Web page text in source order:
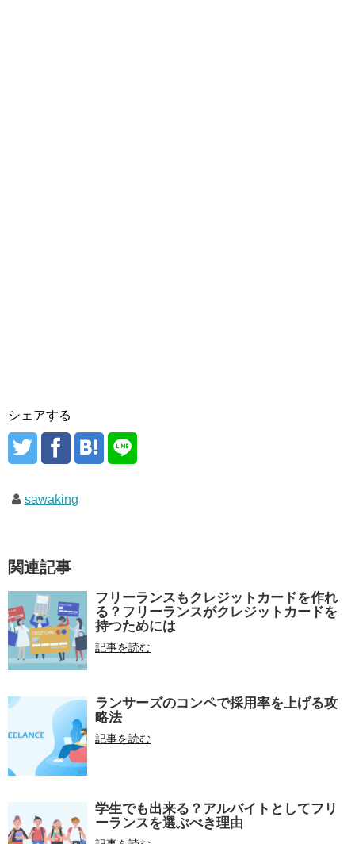
シェアする
sawaking
関連記事
フリーランスもクレジットカードを作れ
る？フリーランスがクレジットカードを
持つためには
記事を読む
ランサーズのコンペで採用率を上げる攻
略法
記事を読む
学生でも出来る？アルバイトとしてフリ
ーランスを選ぶべき理由